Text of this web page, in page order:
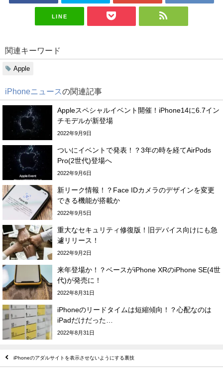
LINE
関連キーワード
Apple
iPhoneニュースの関連記事
Appleスペシャルイベント開催！iPhone14に6.7イン
チモデルが新登場
2022年9月9日
ついにイベントで発表！？3年の時を経てAirPods
Pro(2世代)登場へ
2022年9月6日
新リーク情報！？Face IDカメラのデザインを変更
できる機能が搭載か
2022年9月5日
重大なセキュリティ修復版！旧デバイス向けにも急
遽リリース！
2022年9月2日
来年登場か！？ベースがiPhone XRのiPhone SE(4世
代)が発売に！
2022年8月31日
iPhoneのリードタイムは短縮傾向！？心配なのは
iPadだけだった…
2022年8月31日
iPhoneのアダルサイトを表示させないようにする裏技